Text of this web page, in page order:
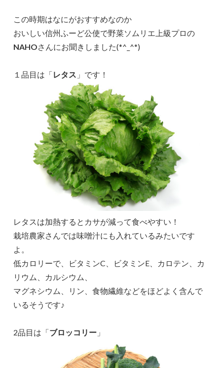
この時期はなにがおすすめなのか
おいしい信州ふーど公使で野菜ソムリエ上級プロの
NAHOさんにお聞きしました(*^_^*)
１品目は「レタス 」です！
レタスは加熱するとカサが減って食べやすい！
栽培農家さんでは味噌汁にも入れているみたいです
よ。
低カロリーで、ビタミンC、ビタミンE、カロテン、カ
リウム、カルシウム、
マグネシウム、リン、食物繊維などをほどよく含んで
いるそうです♪
2品目は「ブロッコリー 」